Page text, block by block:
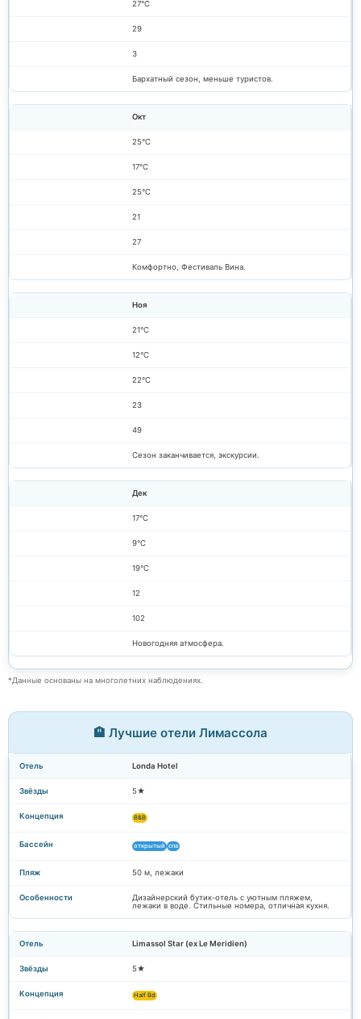
27°C
29
3
Бархатный сезон, меньше туристов.
Окт
25°C
17°C
25°C
21
27
Комфортно, Фестиваль Вина.
Ноя
21°C
12°C
22°C
23
49
Сезон заканчивается, экскурсии.
Дек
17°C
9°C
19°C
12
102
Новогодняя атмосфера.
*Данные основаны на многолетних наблюдениях.
🏨 Лучшие отели Лимассола
Londa Hotel
5★
B&B
открытый спа
50 м, лежаки
Дизайнерский бутик-отель с уютным пляжем,
лежаки в воде. Стильные номера, отличная кухня.
Limassol Star (ex Le Meridien)
5★
Half Bd